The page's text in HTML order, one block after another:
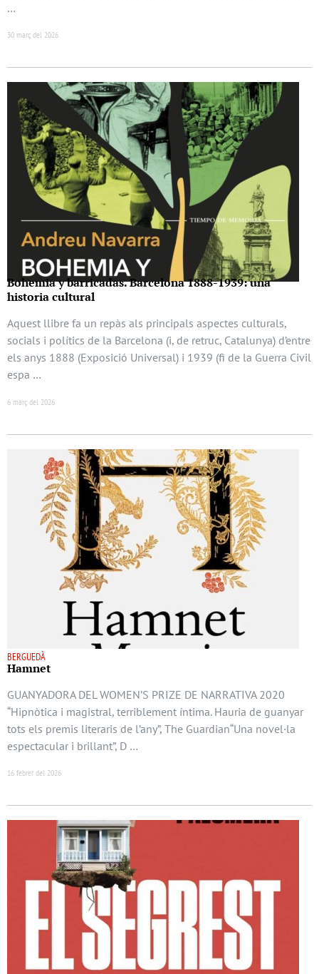
…
30 març del 2026
Bohemia y barricadas. Barcelona 1888-1939: una
historia cultural
Aquest llibre fa un repàs als principals aspectes culturals,
socials i polítics de la Barcelona (i, de retruc, Catalunya) d’entre
els anys 1888 (Exposició Universal) i 1939 (fi de la Guerra Civil
espa …
6 març del 2026
BERGUEDÀ
Hamnet
GUANYADORA DEL WOMEN’S PRIZE DE NARRATIVA 2020
“Hipnòtica i magistral, terriblement íntima. Hauria de guanyar
tots els premis literaris de l’any”, The Guardian“Una novel·la
espectacular i brillant”, D …
16 febrer del 2026